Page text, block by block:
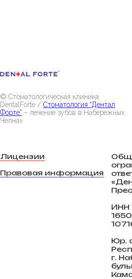
© Стоматологическая клиника
DentalForte / Стоматология “Дентал
Форте” – лечение зубов в Набережных
Челнах
Лицензии
Правовая информация
ИНН
Юр.
г.